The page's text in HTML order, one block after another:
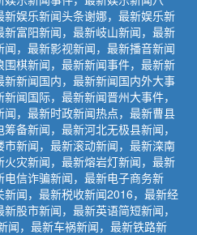
娱乐新闻头条谢娜，最新娱乐新
富阳新闻，最新岐山新闻，最新
，最新影视新闻，最新播音新闻
棋新闻，最新新闻事件，最新新
新闻国内，最新新闻国内外大事
闻国际，最新新闻晋州大事件，
，最新时政新闻热点，最新曹县
备新闻，最新河北无极县新闻，
新闻，最新滚动新闻，最新滦南
灾新闻，最新熔岩灯新闻，最新
信诈骗新闻，最新电子商务新
闻，最新税收新闻2016，最新经
股市新闻，最新英语简短新闻，
闻，最新车祸新闻，最新铁路新